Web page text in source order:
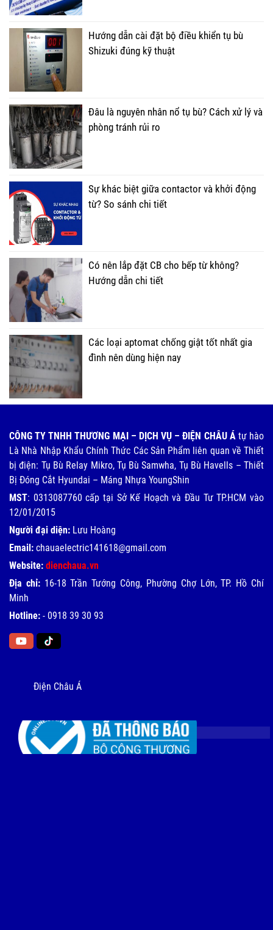
Hướng dẫn cài đặt bộ điều khiển tụ bù
Shizuki đúng kỹ thuật
Đâu là nguyên nhân nổ tụ bù? Cách xử lý và
phòng tránh rủi ro
Sự khác biệt giữa contactor và khởi động
từ? So sánh chi tiết
Có nên lắp đặt CB cho bếp từ không?
Hướng dẫn chi tiết
Các loại aptomat chống giật tốt nhất gia
đình nên dùng hiện nay
CÔNG TY TNHH THƯƠNG MẠI – DỊCH VỤ – ĐIỆN CHÂU Átự hào
Là Nhà Nhập Khẩu Chính Thức Các Sản Phẩm liên quan về Thiết
bị điện: Tụ Bù Relay Mikro, Tụ Bù Samwha, Tụ Bù Havells – Thiết
Bị Đóng Cắt Hyundai – Máng Nhựa YoungShin
MST: 0313087760 cấp tại Sở Kế Hoạch và Đầu Tư TP.HCM vào
12/01/2015
Người đại diện: Lưu Hoàng
Email: chauaelectric141618@gmail.com
Website: dienchaua.vn
Địa chỉ: 16-18 Trần Tướng Công, Phường Chợ Lớn, TP. Hồ Chí
Minh
Hotline: - 0918 39 30 93
Điện Châu Á